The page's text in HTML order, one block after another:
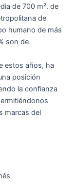
de 700 m². de
de
humano de más
son de
estos años, ha
posición
la confianza
marcas del